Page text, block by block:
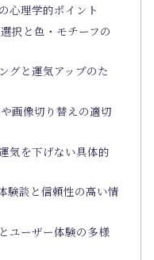
心理学的ポイント
択と色・モチーフの
グと運気アップのた
画像切り替えの適切
気を下げない具体的
験談と信頼性の高い情
ユーザー体験の多様